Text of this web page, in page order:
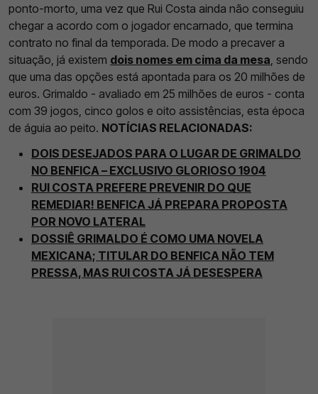
ponto-morto, uma vez que Rui Costa ainda não conseguiu
chegar a acordo com o jogador encarnado, que termina
contrato no final da temporada. De modo a precaver a
situação, já existem dois nomes em cima da mesa, sendo
que uma das opções está apontada para os 20 milhões de
euros. Grimaldo - avaliado em 25 milhões de euros - conta
com 39 jogos, cinco golos e oito assistências, esta época
de águia ao peito. NOTÍCIAS RELACIONADAS:
DOIS DESEJADOS PARA O LUGAR DE GRIMALDO
NO BENFICA – EXCLUSIVO GLORIOSO 1904
RUI COSTA PREFERE PREVENIR DO QUE
REMEDIAR! BENFICA JÁ PREPARA PROPOSTA
POR NOVO LATERAL
DOSSIÊ GRIMALDO É COMO UMA NOVELA
MEXICANA; TITULAR DO BENFICA NÃO TEM
PRESSA, MAS RUI COSTA JÁ DESESPERA